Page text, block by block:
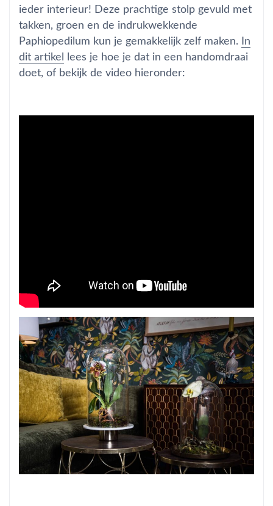
ieder interieur! Deze prachtige stolp gevuld met
takken, groen en de indrukwekkende
Paphiopedilum kun je gemakkelijk zelf maken.
In
dit artikel
lees je hoe je dat in een handomdraai
doet, of bekijk de video hieronder: